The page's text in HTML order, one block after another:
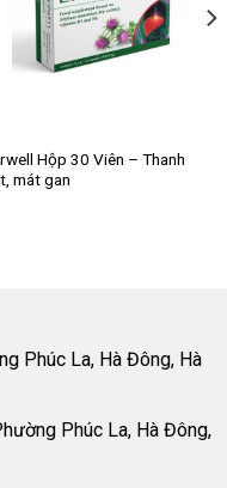
Hộp 30 Viên – Thanh
mát gan
Phúc La, Hà Đông, Hà
Phúc La, Hà Đông,